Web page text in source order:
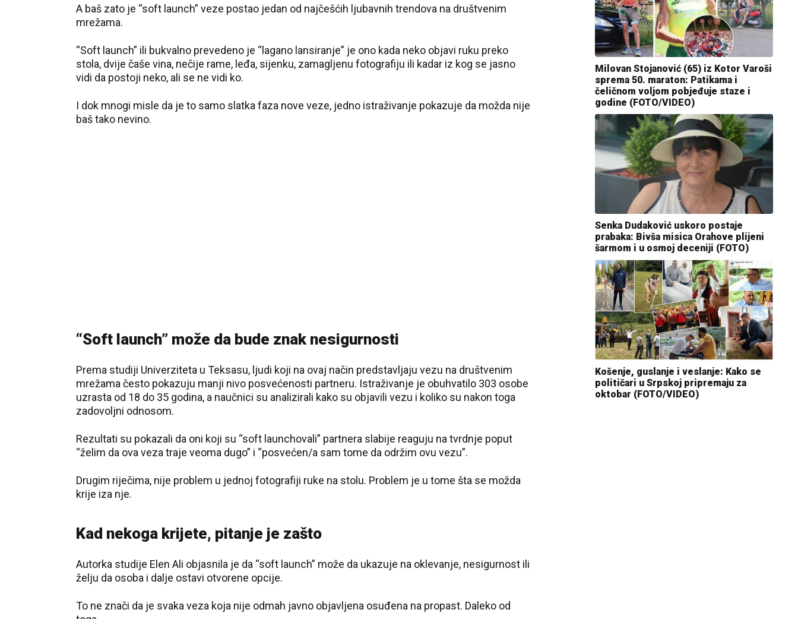
A baš zato je “soft launch” veze postao jedan od najčešćih ljubavnih trendova na društvenim
mrežama.
“Soft launch” ili bukvalno prevedeno je “lagano lansiranje” je ono kada neko objavi ruku preko
stola, dvije čaše vina, nečije rame, leđa, sijenku, zamagljenu fotografiju ili kadar iz kog se jasno
vidi da postoji neko, ali se ne vidi ko.
I dok mnogi misle da je to samo slatka faza nove veze, jedno istraživanje pokazuje da možda nije
baš tako nevino.
“Soft launch” može da bude znak nesigurnosti
Prema studiji Univerziteta u Teksasu, ljudi koji na ovaj način predstavljaju vezu na društvenim
mrežama često pokazuju manji nivo posvećenosti partneru. Istraživanje je obuhvatilo 303 osobe
uzrasta od 18 do 35 godina, a naučnici su analizirali kako su objavili vezu i koliko su nakon toga
zadovoljni odnosom.
Rezultati su pokazali da oni koji su “soft launchovali” partnera slabije reaguju na tvrdnje poput
“želim da ova veza traje veoma dugo” i “posvećen/a sam tome da održim ovu vezu”.
Drugim riječima, nije problem u jednoj fotografiji ruke na stolu. Problem je u tome šta se možda
krije iza nje.
Kad nekoga krijete, pitanje je zašto
Autorka studije Elen Ali objasnila je da “soft launch” može da ukazuje na oklevanje, nesigurnost ili
želju da osoba i dalje ostavi otvorene opcije.
To ne znači da je svaka veza koja nije odmah javno objavljena osuđena na propast. Daleko od
Milovan Stojanović (65) iz Kotor Varoši
sprema 50. maraton: Patikama i
čeličnom voljom pobjeđuje staze i
godine (FOTO/VIDEO)
Senka Dudaković uskoro postaje
prabaka: Bivša misica Orahove plijeni
šarmom i u osmoj deceniji (FOTO)
Košenje, guslanje i veslanje: Kako se
političari u Srpskoj pripremaju za
oktobar (FOTO/VIDEO)